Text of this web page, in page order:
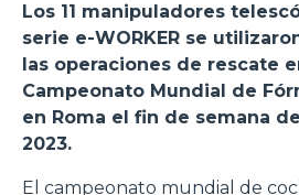
Los 11 manipuladores
serie e-WORKER se
las operaciones de rescate
Campeonato Mundial de
en Roma el fin de semana
2023.
El campeonato mundial de